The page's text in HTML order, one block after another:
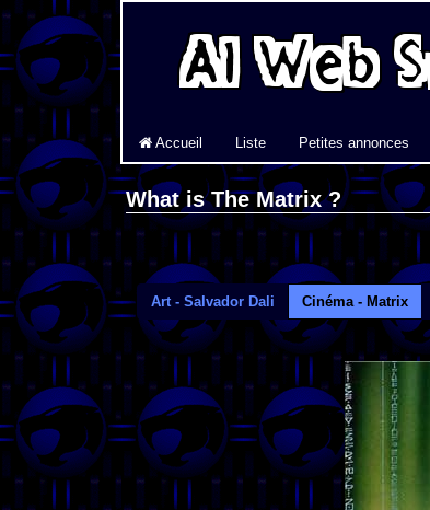
Accueil Liste Petites annonces
What is The Matrix ?
Art - Salvador Dali Cinéma - Matrix